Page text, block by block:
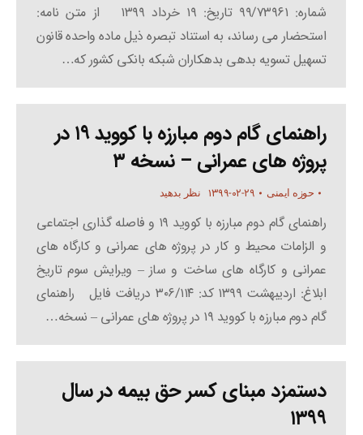
شماره: ۹۹/۷۳۹۶۱ تاریخ: ۱۹ خرداد ۱۳۹۹ از متن نامه:
استحضار می رساند، به استناد تبصره ذیل ماده واحده قانون
تسهیل تسویه بدهی بدهکاران شبکه بانکی کشور که…
راهنمای گام دوم مبارزه با کووید ۱۹ در
پروژه های عمرانی – نسخه ۳
حوزه ایمنی ۱۳۹۹-۰۲-۲۹ نظر بدهید
راهنمای گام دوم مبارزه با کووید ۱۹ و فاصله گذاری اجتماعی
و الزامات محیط و کار در پروژه های عمرانی و کارگاه های
عمرانی و کارگاه های ساخت و ساز – ویرایش سوم تاریخ
ابلاغ: اردیبهشت ۱۳۹۹ کد: ۳۰۶/۱۱۴ دریافت فایل راهنمای
گام دوم مبارزه با کووید ۱۹ در پروژه های عمرانی – نسخه…
دستمزد مبنای کسر حق بیمه در سال
۱۳۹۹